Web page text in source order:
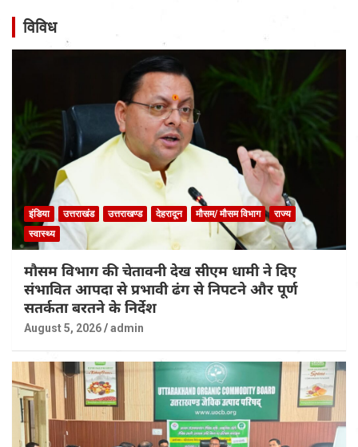
विविध
इंडिया उत्तराखंड उत्तराखण्ड देहरादून मौसम/ मौसम विभाग
राज्य
स्वास्थ्य
मौसम विभाग की चेतावनी देख सीएम धामी ने दिए
संभावित आपदा से प्रभावी ढंग से निपटने और पूर्ण
सतर्कता बरतने के निर्देश
August 5, 2026 admin